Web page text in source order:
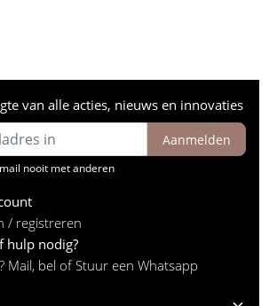
van alle acties, nieuws en innovaties
Aanmelden
nooit met anderen
/ registreren
hulp nodig?
Mail, bel of Stuur een Whatsapp